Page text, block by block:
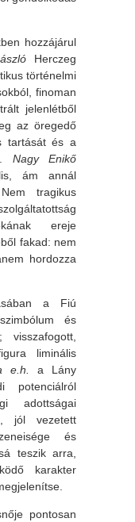
hozzájárul
Herczeg
történelmi
finoman
jelenlétből
az öregedő
tartását és a
Nagy Enikő
ám annál
tragikus
ereje
fakad: nem
hordozza
a Fiú
és
visszafogott,
liminális
e.h. a Lány
potenciálról
adottságai
jól vezetett
és
teszik arra,
karakter
pontosan